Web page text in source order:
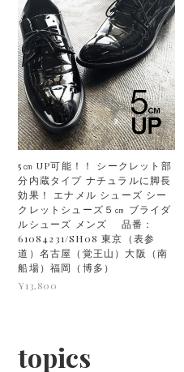
5㎝ UP可能！！ シークレット部
分内蔵タイプ ナチュラルに脚長
効果！ エナメル シューズ シー
クレットシューズ５㎝ ブライダ
ルシューズ メンズ 品番：
61084231/SH08 東京（表参
道）名古屋（覚王山）大阪（南
船場）福岡（博多）
¥13,800
topics